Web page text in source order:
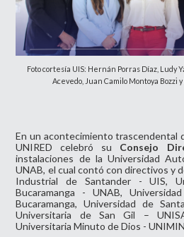
Foto cortesía UIS: Hernán Porras Díaz, Ludy
Acevedo, Juan Camilo Montoya Bozzi
En un acontecimiento trascendental
UNIRED celebró su Consejo
instalaciones de la Universidad
UNAB, el cual contó con directivos y
Industrial de Santander - UIS,
Bucaramanga - UNAB,
Bucaramanga, Universidad de
Universitaria de San Gil –
Universitaria Minuto de Dios -